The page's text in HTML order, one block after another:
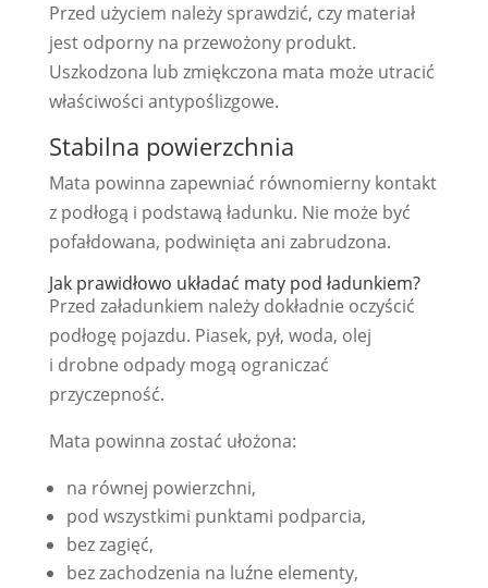
Przed użyciem należy sprawdzić, czy materiał
jest odporny na przewożony produkt.
Uszkodzona lub zmiękczona mata może utracić
właściwości antypoślizgowe.
Stabilna powierzchnia
Mata powinna zapewniać równomierny kontakt
z podłogą i podstawą ładunku. Nie może być
pofałdowana, podwinięta ani zabrudzona.
Jak prawidłowo układać maty pod ładunkiem?
Przed załadunkiem należy dokładnie oczyścić
podłogę pojazdu. Piasek, pył, woda, olej
i drobne odpady mogą ograniczać
przyczepność.
Mata powinna zostać ułożona:
na równej powierzchni,
pod wszystkimi punktami podparcia,
bez zagięć,
bez zachodzenia na luźne elementy,